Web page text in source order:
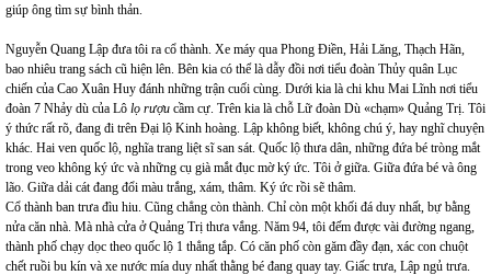
giúp ông tìm sự bình thản.
Nguyễn Quang Lập đưa tôi ra cổ thành. Xe máy qua Phong Điền, Hải Lăng, Thạch Hãn,
bao nhiêu trang sách cũ hiện lên. Bên kia có thể là dẫy đồi nơi tiểu đoàn Thủy quân Lục
chiến của Cao Xuân Huy đánh những trận cuối cùng. Dưới kia là chi khu Mai Lĩnh nơi tiểu
đoàn 7 Nhảy dù của Lô lọ rượu cầm cự. Trên kia là chỗ Lữ đoàn Dù «chạm» Quảng Trị. Tôi
ý thức rất rõ, đang đi trên Đại lộ Kinh hoàng. Lập không biết, không chú ý, hay nghĩ chuyện
khác. Hai ven quốc lộ, nghĩa trang liệt sĩ san sát. Quốc lộ thưa dân, những đứa bé tròng mắt
trong veo không ký ức và những cụ già mắt đục mờ ký ức. Tôi ở giữa. Giữa đứa bé và ông
lão. Giữa dải cát đang đổi màu trắng, xám, thâm. Ký ức rồi sẽ thâm.
Cổ thành ban trưa đìu hiu. Cũng chẳng còn thành. Chỉ còn một khối đá duy nhất, bự bằng
nửa căn nhà. Mà nhà cửa ở Quảng Trị thưa vắng. Năm 94, tôi đếm được vài đường ngang,
thành phố chạy dọc theo quốc lộ 1 thẳng tắp. Có căn phố còn găm đầy đạn, xác con chuột
chết ruồi bu kín và xe nước mía duy nhất thằng bé đang quay tay. Giấc trưa, Lập ngủ trưa.